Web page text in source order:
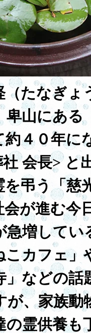
（たなぎょ
山にある
約４０年に
会長> と
弔う「慈
が進む今
急増してい
こカフェ」
」などの話
が、家族動
の霊供養も